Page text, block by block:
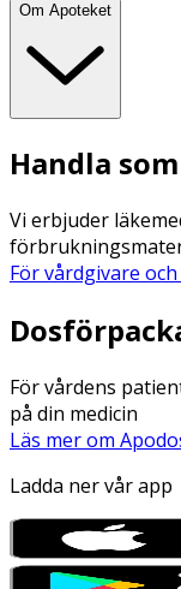
Om Apoteket
Handla
Vi erbjuder
För vårdgivare
För vårdens
på din medicin
Läs mer om
Ladda ner vår app